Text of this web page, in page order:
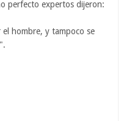
perfecto expertos dijeron:
hombre, y tampoco se